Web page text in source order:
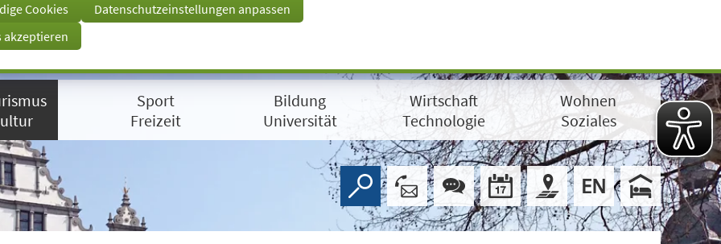
Cookies
Datenschutzeinstellungen anpassen
akzeptieren
Sport
Freizeit
Bildung
Universität
Wirtschaft
Technologie
Wohnen
Soziales